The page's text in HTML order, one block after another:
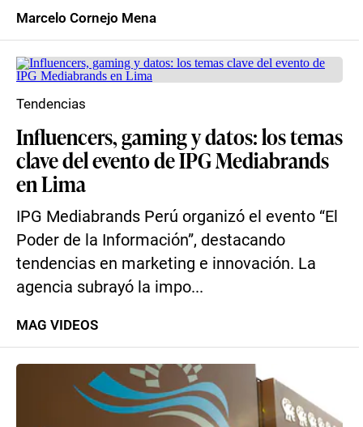
Marcelo Cornejo Mena
Influencers, gaming y datos: los temas
clave del evento de IPG Mediabrands
en Lima
IPG Mediabrands Perú organizó el evento “El
Poder de la Información”, destacando
tendencias en marketing e innovación. La
agencia subrayó la impo...
Tendencias
MAG VIDEOS